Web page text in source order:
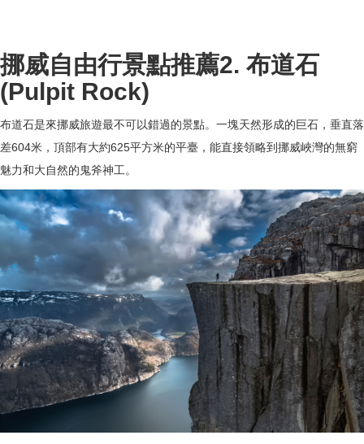
挪威自由行景點推薦2. 布道石
(Pulpit Rock)
布道石是來挪威旅遊最不可以錯過的景點。一塊天然形成的巨石，垂直落
差604米，頂部有大約625平方米的平臺，能直接領略到挪威峽灣的無窮
魅力和大自然的鬼斧神工。